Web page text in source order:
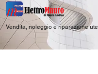
Vendita, noleggio e riparazione